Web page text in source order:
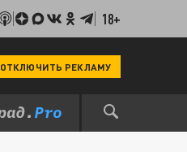
18+
ОТКЛЮЧИТЬ РЕКЛАМУ